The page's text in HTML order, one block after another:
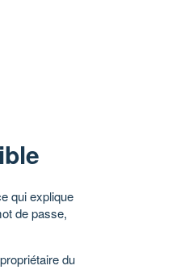
qui explique
de passe,
du